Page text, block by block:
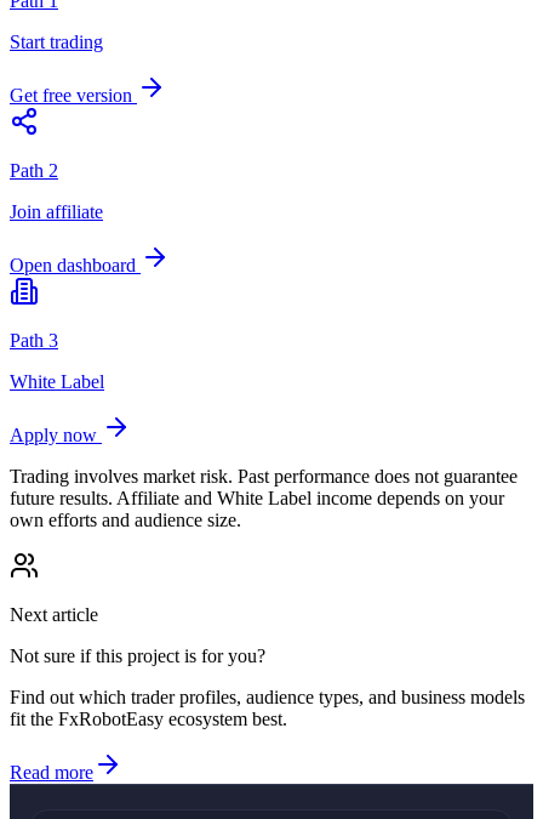
Start trading
Get free version
Path 2
Join affiliate
Open dashboard
Path 3
White Label
Apply now
Trading involves market risk. Past performance does not guarantee
future results. Affiliate and White Label income depends on your
own efforts and audience size.
Next article
Not sure if this project is for you?
Find out which trader profiles, audience types, and business models
fit the FxRobotEasy ecosystem best.
Read more